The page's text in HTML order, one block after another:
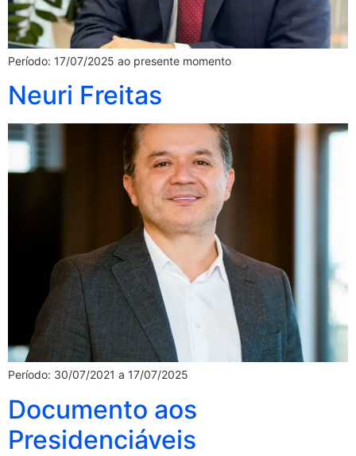
Período: 17/07/2025 ao presente momento
Neuri Freitas
Período: 30/07/2021 a 17/07/2025
Documento aos
Presidenciáveis